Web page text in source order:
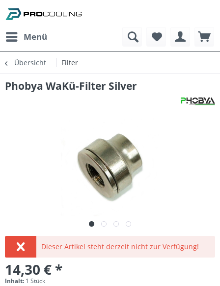
Menü
Übersicht Filter
Phobya WaKü-Filter Silver
Dieser Artikel steht derzeit nicht zur Verfügung!
14,30 € *
Inhalt: 1 Stück